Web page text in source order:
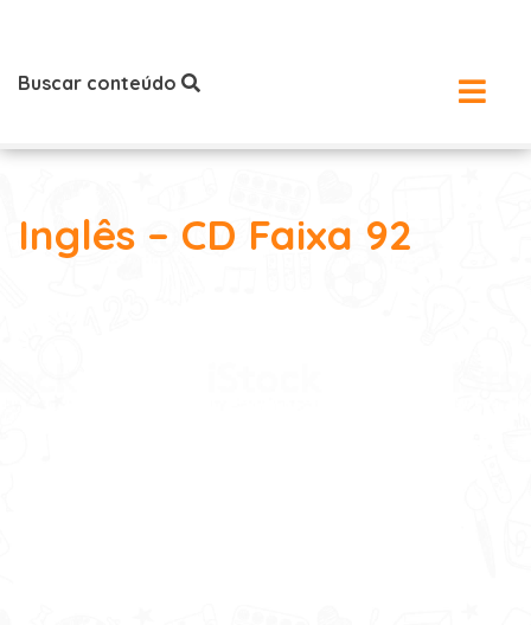
Buscar conteúdo
Inglês – CD Faixa 92